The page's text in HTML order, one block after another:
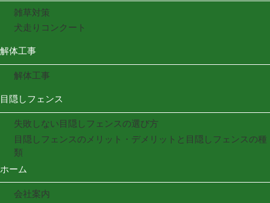
雑草対策
犬走りコンクート
解体工事
解体工事
目隠しフェンス
失敗しない目隠しフェンスの選び方
目隠しフェンスのメリット・デメリットと目隠しフェンスの種
類
ホーム
会社案内